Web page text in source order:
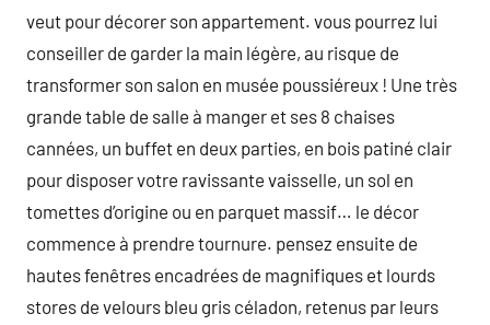
veut pour décorer son appartement. vous pourrez lui
conseiller de garder la main légère, au risque de
transformer son salon en musée poussiéreux ! Une très
grande table de salle à manger et ses 8 chaises
cannées, un buffet en deux parties, en bois patiné clair
pour disposer votre ravissante vaisselle, un sol en
tomettes d’origine ou en parquet massif… le décor
commence à prendre tournure. pensez ensuite de
hautes fenêtres encadrées de magnifiques et lourds
stores de velours bleu gris céladon, retenus par leurs